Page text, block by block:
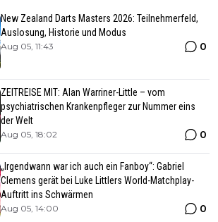
New Zealand Darts Masters 2026: Teilnehmerfeld,
Auslosung, Historie und Modus
Aug 05, 11:43 0
ZEITREISE MIT: Alan Warriner-Little – vom
psychiatrischen Krankenpfleger zur Nummer eins
der Welt
Aug 05, 18:02 0
„Irgendwann war ich auch ein Fanboy“: Gabriel
Clemens gerät bei Luke Littlers World-Matchplay-
Auftritt ins Schwärmen
Aug 05, 14:00 0